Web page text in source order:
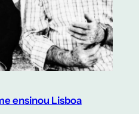
ensinou Lisboa